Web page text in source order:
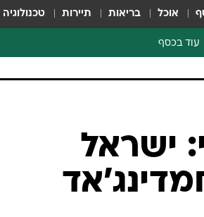
אוכל בריאות תיירות טכנולוגיה
עוד בכסף
ספורט ביזנסישראל